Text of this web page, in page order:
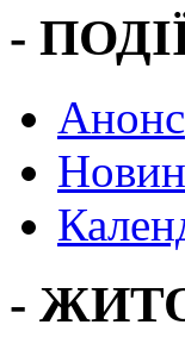
-
Анонс
-